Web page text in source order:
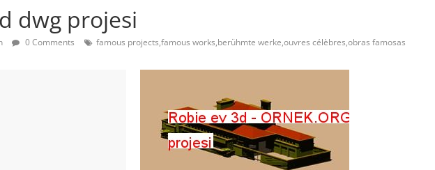
dwg projesi
0 Comments famous projects,famous works,berühmte werke,ouvres célèbres,obras famosas